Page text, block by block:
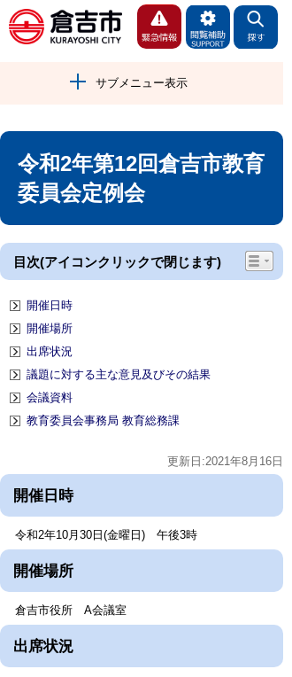
サブメニュー表示
令和2年第12回倉吉市教育
委員会定例会
目次(アイコンクリックで閉じます)
開催日時
開催場所
出席状況
議題に対する主な意見及びその結果
会議資料
教育委員会事務局 教育総務課
更新日:2021年8月16日
開催日時
令和2年10月30日(金曜日) 午後3時
開催場所
倉吉市役所 A会議室
出席状況